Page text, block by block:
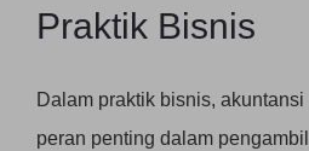
Praktik Bisnis
Dalam praktik bisnis,
peran penting dalam